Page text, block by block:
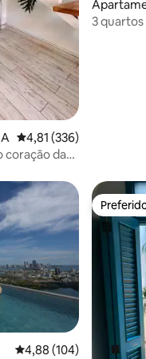
4,81 de uma avaliação
4,81 (336)
coração da
A
3 quartos
4,88 de uma avaliação
4,88 (104)